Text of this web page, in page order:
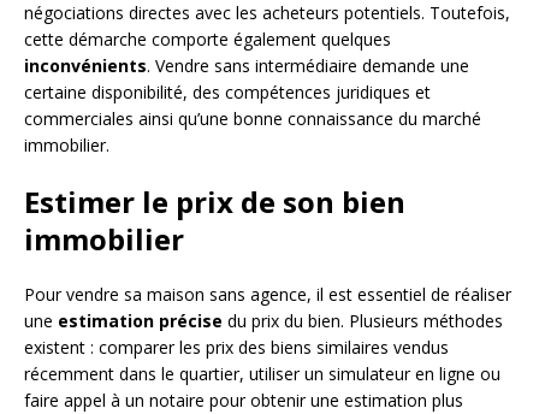
négociations directes avec les acheteurs potentiels. Toutefois,
cette démarche comporte également quelques
inconvénients. Vendre sans intermédiaire demande une
certaine disponibilité, des compétences juridiques et
commerciales ainsi qu’une bonne connaissance du marché
immobilier.
Estimer le prix de son bien
immobilier
Pour vendre sa maison sans agence, il est essentiel de réaliser
une estimation précise du prix du bien. Plusieurs méthodes
existent : comparer les prix des biens similaires vendus
récemment dans le quartier, utiliser un simulateur en ligne ou
faire appel à un notaire pour obtenir une estimation plus